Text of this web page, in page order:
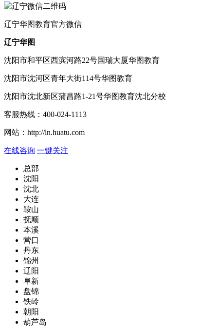
辽宁华图教育官方微信
辽宁华图
沈阳市和平区西滨河路22号国瑞大厦华图教育
沈阳市沈河区青年大街114号华图教育
沈阳市沈北新区蒲昌路1-21号华图教育沈北分校
客服热线： 400-024-1113
网站： http://ln.huatu.com
在线咨询 一键关注
总部
沈阳
沈北
大连
鞍山
抚顺
本溪
营口
丹东
锦州
辽阳
阜新
盘锦
铁岭
朝阳
葫芦岛